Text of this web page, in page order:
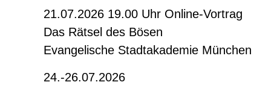
21.07.2026 19.00 Uhr Online-Vortrag
Das Rätsel des Bösen
Evangelische Stadtakademie München
24.-26.07.2026